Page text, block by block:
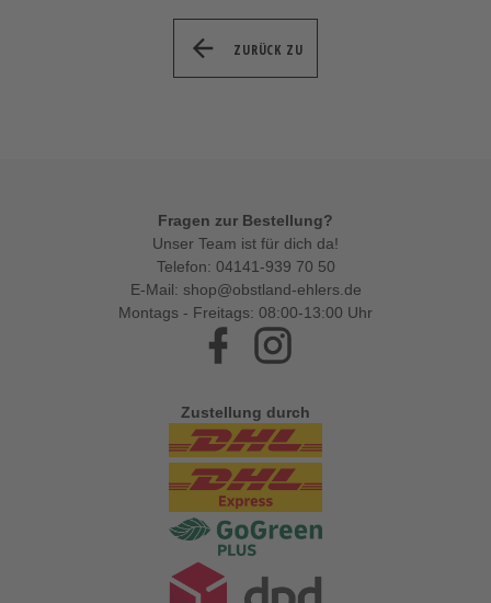
ZURÜCK ZU
Fragen zur Bestellung?
Unser Team ist für dich da!
Telefon: 04141-939 70 50
E-Mail: shop@obstland-ehlers.de
Montags - Freitags: 08:00-13:00 Uhr
Facebook
Zustellung durch